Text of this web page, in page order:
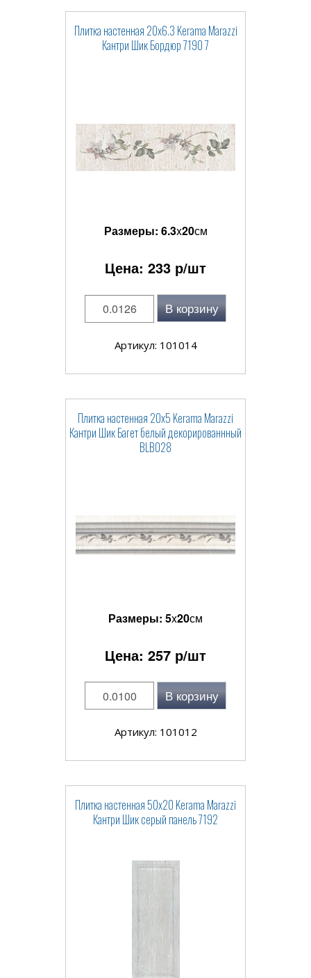
Плитка настенная 20x6.3 Kerama Marazzi
Кантри Шик Бордюр 7190 7
Размеры: 6.3x20см
Цена: 233 р/шт
В корзину
Артикул: 101014
Плитка настенная 20x5 Kerama Marazzi
Кантри Шик Багет белый декорированнный
BLB028
Размеры: 5x20см
Цена: 257 р/шт
В корзину
Артикул: 101012
Плитка настенная 50x20 Kerama Marazzi
Кантри Шик серый панель 7192